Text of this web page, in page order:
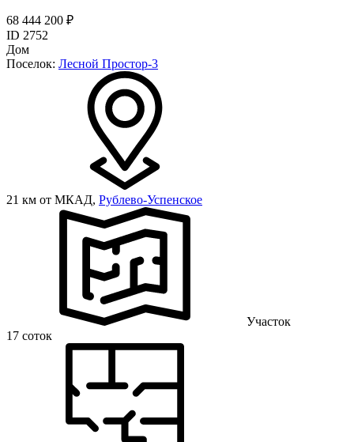
68 444 200 ₽
ID 2752
Дом
Поселок: Лесной Простор-3
21 км от МКАД, Рублево-Успенское
Участок
17 соток